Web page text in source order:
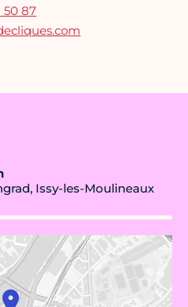
Issy-les-Moulineaux
50 87